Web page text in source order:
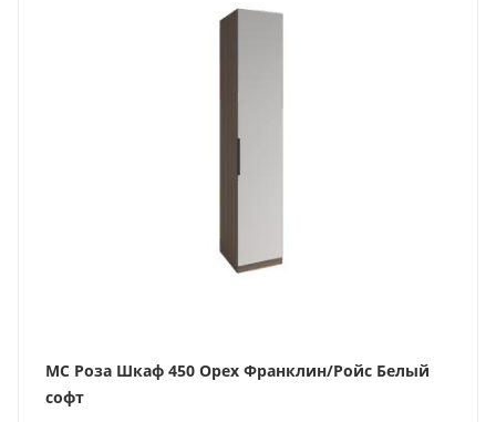
МС Роза Шкаф 450 Орех Франклин/Ройс Белый
софт